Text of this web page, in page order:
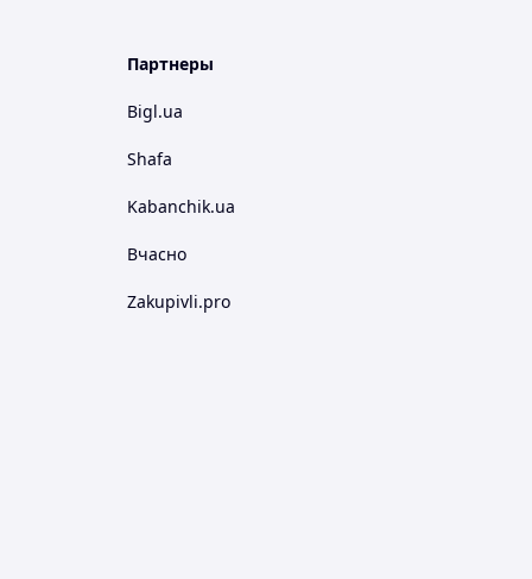
Партнеры
Bigl.ua
Shafa
Kabanchik.ua
Вчасно
Zakupivli.pro